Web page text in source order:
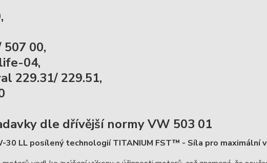
00,
04,
229.31/ 229.51,
dle dřívější normy VW 503 01
30 LL posílený technologií TITANIUM FST™ - Síla pro maximální